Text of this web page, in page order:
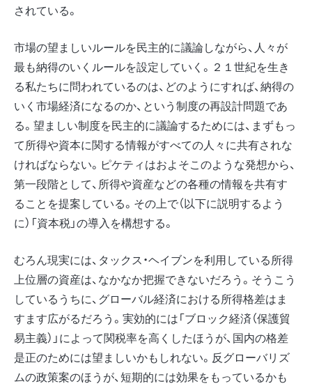
されている。
市場の望ましいルールを民主的に議論しながら、人々が
最も納得のいくルールを設定していく。２１世紀を生き
る私たちに問われているのは、どのようにすれば、納得の
いく市場経済になるのか、という制度の再設計問題であ
る。望ましい制度を民主的に議論するためには、まずもっ
て所得や資本に関する情報がすべての人々に共有されな
ければならない。ピケティはおよそこのような発想から、
第一段階として、所得や資産などの各種の情報を共有す
ることを提案している。その上で（以下に説明するよう
に）「資本税」の導入を構想する。
むろん現実には、タックス・ヘイブンを利用している所得
上位層の資産は、なかなか把握できないだろう。そうこう
しているうちに、グローバル経済における所得格差はま
すます広がるだろう。実効的には「ブロック経済（保護貿
易主義）」によって関税率を高くしたほうが、国内の格差
是正のためには望ましいかもしれない。反グローバリズ
ムの政策案のほうが、短期的には効果をもっているかも